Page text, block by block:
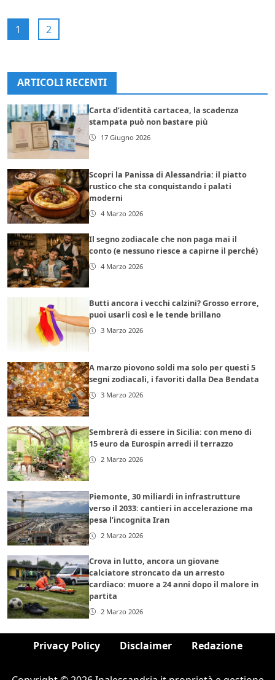
1 2
ARTICOLI RECENTI
Carta d’identità cartacea, la scadenza
stampata può non bastare più
17 Giugno 2026
Scopri la Panissa di Alessandria: il piatto
rustico che sta conquistando i palati
moderni
4 Marzo 2026
Il segno zodiacale che non paga mai il
conto (e nessuno riesce a capirne il perché)
4 Marzo 2026
Butti ancora i vecchi calzini? Grosso errore,
puoi usarli così e le tende brillano
3 Marzo 2026
A marzo piovono soldi ma solo per questi 5
segni zodiacali, i favoriti dalla Dea Bendata
3 Marzo 2026
Sembrerà di essere in Sicilia: con meno di
15 euro da Eurospin arredi il terrazzo
2 Marzo 2026
Piemonte, 30 miliardi in infrastrutture
verso il 2033: cantieri in accelerazione ma
pesa l’incognita Iran
2 Marzo 2026
Crova in lutto, ancora un giovane
calciatore stroncato da un arresto
cardiaco: muore a 24 anni dopo il malore in
partita
2 Marzo 2026
Privacy Policy Disclaimer Redazione